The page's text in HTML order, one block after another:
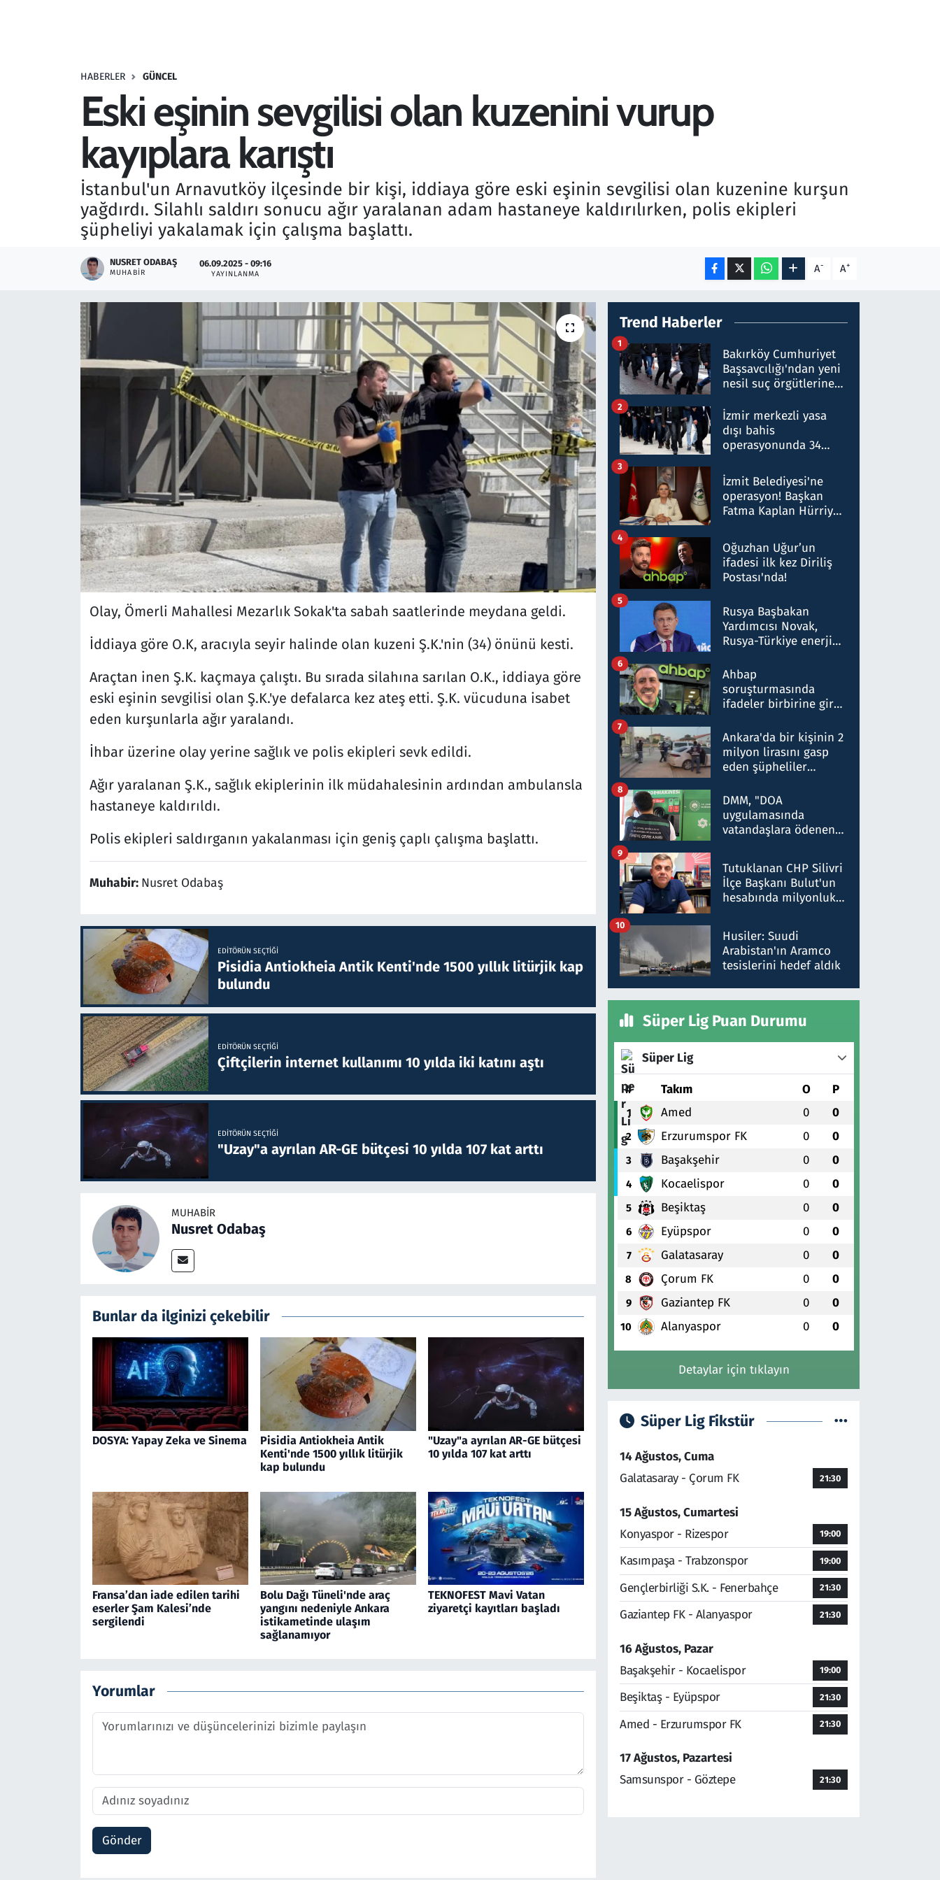
HABERLER GÜNCEL
Eski eşinin sevgilisi olan kuzenini vurup
kayıplara karıştı
İstanbul'un Arnavutköy ilçesinde bir kişi, iddiaya göre eski eşinin sevgilisi olan kuzenine kurşun
yağdırdı. Silahlı saldırı sonucu ağır yaralanan adam hastaneye kaldırılırken, polis ekipleri
şüpheliyi yakalamak için çalışma başlattı.
NUSRET ODABAŞ
MUHABIR
06.09.2025 - 09:16
YAYINLANMA A- A+
Olay, Ömerli Mahallesi Mezarlık Sokak'ta sabah saatlerinde meydana geldi.
İddiaya göre O.K, aracıyla seyir halinde olan kuzeni Ş.K.'nin (34) önünü kesti.
Araçtan inen Ş.K. kaçmaya çalıştı. Bu sırada silahına sarılan O.K., iddiaya göre
eski eşinin sevgilisi olan Ş.K.'ye defalarca kez ateş etti. Ş.K. vücuduna isabet
eden kurşunlarla ağır yaralandı.
İhbar üzerine olay yerine sağlık ve polis ekipleri sevk edildi.
Ağır yaralanan Ş.K., sağlık ekiplerinin ilk müdahalesinin ardından ambulansla
hastaneye kaldırıldı.
Polis ekipleri saldırganın yakalanması için geniş çaplı çalışma başlattı.
Muhabir: Nusret Odabaş
EDITÖRÜN SEÇTIĞI
Pisidia Antiokheia Antik Kenti'nde 1500 yıllık litürjik kap
bulundu
EDITÖRÜN SEÇTIĞI
Çiftçilerin internet kullanımı 10 yılda iki katını aştı
EDITÖRÜN SEÇTIĞI
"Uzay"a ayrılan AR-GE bütçesi 10 yılda 107 kat arttı
MUHABIR
Nusret Odabaş
Bunlar da ilginizi çekebilir
DOSYA: Yapay Zeka ve Sinema
Pisidia Antiokheia Antik
Kenti'nde 1500 yıllık litürjik
kap bulundu
"Uzay"a ayrılan AR-GE bütçesi
10 yılda 107 kat arttı
Fransa’dan iade edilen tarihi
eserler Şam Kalesi’nde
sergilendi
Bolu Dağı Tüneli'nde araç
yangını nedeniyle Ankara
istikametinde ulaşım
sağlanamıyor
TEKNOFEST Mavi Vatan
ziyaretçi kayıtları başladı
Yorumlar
Gönder
Trend Haberler
Bakırköy Cumhuriyet
Başsavcılığı'ndan yeni
nesil suç örgütlerine
hakkında gözaltı kararı
1
İzmir merkezli yasa
dışı bahis
operasyonunda 34
Milyar liralık para
trafiği tespit edildi
2
İzmit Belediyesi'ne
operasyon! Başkan
Fatma Kaplan Hürriyet
3
Oğuzhan Uğur’un
ifadesi ilk kez Diriliş
Postası'nda!
4
Rusya Başbakan
Yardımcısı Novak,
Rusya-Türkiye enerji
nitelikte olduğunu
belirtti
5
Ahbap
soruşturmasında
ifadeler birbirine girdi:
ifadelerinden ortaya
çıkan tablo şok etti
6
Ankara'da bir kişinin 2
milyon lirasını gasp
eden şüpheliler
7
DMM, "DOA
uygulamasında
vatandaşlara ödenen
düşürüldüğü" iddiasını
yalanladı
8
Tutuklanan CHP Silivri
İlçe Başkanı Bulut'un
hesabında milyonluk
talimat verdi, ben
gönderdim
9
Husiler: Suudi
Arabistan'ın Aramco
tesislerini hedef aldık
10
Süper Lig Puan Durumu
Süper Lig
# Takım O P
1 Amed 0 0
2 Erzurumspor FK 0 0
3 Başakşehir 0 0
4 Kocaelispor 0 0
5 Beşiktaş 0 0
6 Eyüpspor 0 0
7 Galatasaray 0 0
8 Çorum FK 0 0
9 Gaziantep FK 0 0
10 Alanyaspor 0 0
Detaylar için tıklayın
Süper Lig Fikstür
14 Ağustos, Cuma
Galatasaray - Çorum FK
21:30
15 Ağustos, Cumartesi
Konyaspor - Rizespor
19:00
Kasımpaşa - Trabzonspor 19:00
Gençlerbirliği S.K. - Fenerbahçe 21:30
Gaziantep FK - Alanyaspor 21:30
16 Ağustos, Pazar
Başakşehir - Kocaelispor
19:00
Beşiktaş - Eyüpspor 21:30
Amed - Erzurumspor FK 21:30
17 Ağustos, Pazartesi
Samsunspor - Göztepe
21:30
Savunma Sanayi
Televizyon